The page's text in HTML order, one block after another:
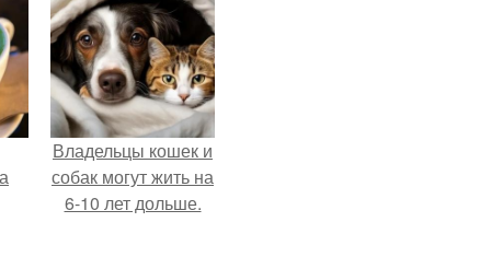
Владельцы кошек и
собак могут жить на
6-10 лет дольше.